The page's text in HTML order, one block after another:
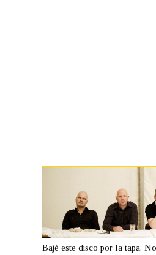
Bajé este disco por la tapa.